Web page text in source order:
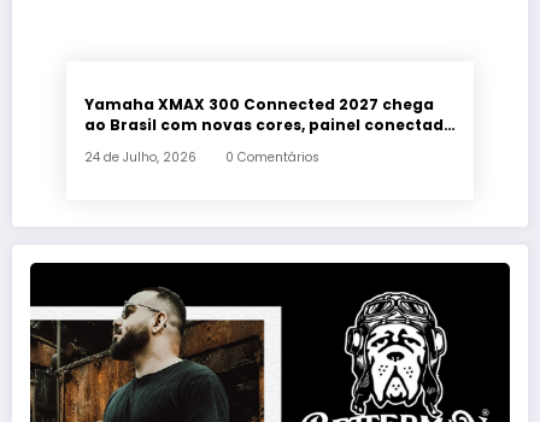
Yamaha XMAX 300 Connected 2027 chega
ao Brasil com novas cores, painel conectado
24 de Julho, 2026 0 Comentários